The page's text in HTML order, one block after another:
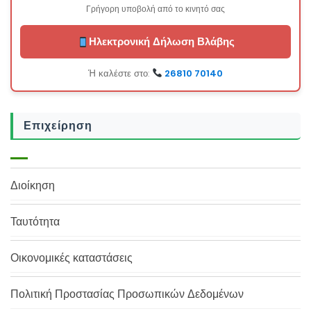
Γρήγορη υποβολή από το κινητό σας
Ηλεκτρονική Δήλωση Βλάβης
Ή καλέστε στο: 26810 70140
Επιχείρηση
Διοίκηση
Ταυτότητα
Οικονομικές καταστάσεις
Πολιτική Προστασίας Προσωπικών Δεδομένων